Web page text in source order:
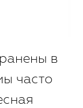
в
часто